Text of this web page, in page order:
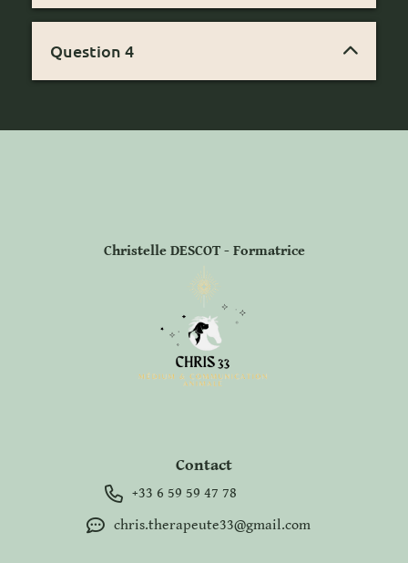
Est-ce que je peux communiquer avec un animal
Question 4
Puis-je offrir cette formation ? → Oui, envoie-
Christelle DESCOT - Formatrice
Contact
+33 6 59 59 47 78
chris.therapeute33@gmail.com